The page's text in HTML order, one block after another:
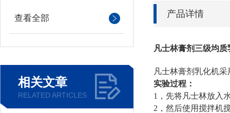
查看全部
相关文章
RELATED ARTICLES
产品详情
凡士林膏剂三级均质
凡士林膏剂乳化机
实验过程：
1，先将凡士林放入
2，然后使用搅拌机